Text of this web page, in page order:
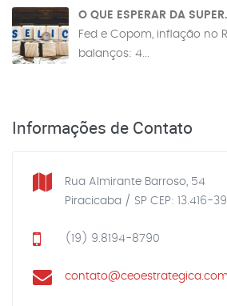
O QUE ESPERAR DA
Fed e Copom, inflação no
balanços: 4...
Informações de Contato
Rua Almirante Barroso, 54
Piracicaba / SP CEP: 13.416-
(19) 9.8194-8790